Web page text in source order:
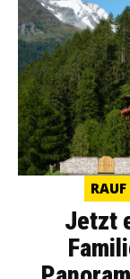
RAUF
Jetzt